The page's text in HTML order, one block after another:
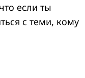
если ты
с теми, кому